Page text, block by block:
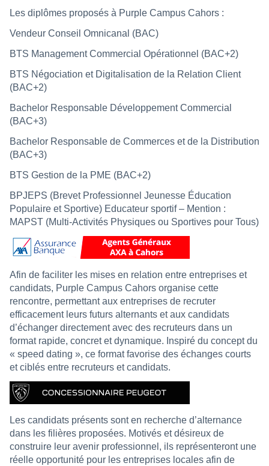
Les diplômes proposés à Purple Campus Cahors :
Vendeur Conseil Omnicanal (BAC)
BTS Management Commercial Opérationnel (BAC+2)
BTS Négociation et Digitalisation de la Relation Client
(BAC+2)
Bachelor Responsable Développement Commercial
(BAC+3)
Bachelor Responsable de Commerces et de la Distribution
(BAC+3)
BTS Gestion de la PME (BAC+2)
BPJEPS (Brevet Professionnel Jeunesse Éducation
Populaire et Sportive) Educateur sportif – Mention :
MAPST (Multi-Activités Physiques ou Sportives pour Tous)
Afin de faciliter les mises en relation entre entreprises et
candidats, Purple Campus Cahors organise cette
rencontre, permettant aux entreprises de recruter
efficacement leurs futurs alternants et aux candidats
d’échanger directement avec des recruteurs dans un
format rapide, concret et dynamique. Inspiré du concept du
« speed dating », ce format favorise des échanges courts
et ciblés entre recruteurs et candidats.
Les candidats présents sont en recherche d’alternance
dans les filières proposées. Motivés et désireux de
construire leur avenir professionnel, ils représenteront une
réelle opportunité pour les entreprises locales afin de